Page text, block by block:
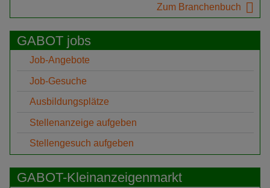
Zum Branchenbuch
GABOT jobs
Job-Angebote
Job-Gesuche
Ausbildungsplätze
Stellenanzeige aufgeben
Stellengesuch aufgeben
GABOT-Kleinanzeigenmarkt